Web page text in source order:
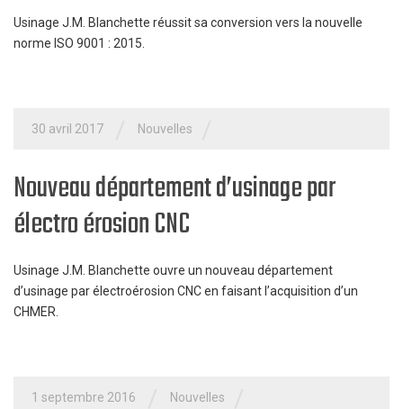
Usinage J.M. Blanchette réussit sa conversion vers la nouvelle
norme ISO 9001 : 2015.
30 avril 2017 Nouvelles
Nouveau département d’usinage par
électro érosion CNC
Usinage J.M. Blanchette ouvre un nouveau département
d’usinage par électroérosion CNC en faisant l’acquisition d’un
CHMER.
1 septembre 2016 Nouvelles